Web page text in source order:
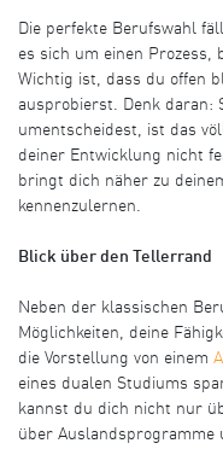
Die perfekte Berufswahl
es sich um einen Prozess,
Wichtig ist, dass du offen
ausprobierst. Denk daran:
umentscheidest, ist das
deiner Entwicklung nicht
bringt dich näher zu
kennenzulernen.
Blick über den Tellerrand
Neben der klassischen
Möglichkeiten, deine
die Vorstellung von einem
eines dualen Studiums
kannst du dich nicht nur
über Auslandsprogramme